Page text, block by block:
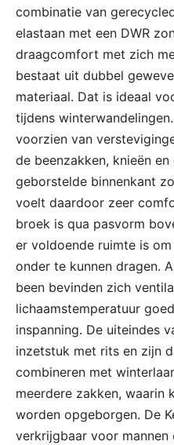
combinatie van
elastaan met een DWR
draagcomfort met zich
bestaat uit dubbel
materiaal. Dat is ideaal
tijdens
voorzien van
de beenzakken, knieën
geborstelde binnenkant
voelt daardoor zeer
broek is qua pasvorm
er voldoende ruimte is
onder te kunnen dragen.
been bevinden zich
lichaamstemperatuur
inspanning. De uiteindes
inzetstuk met rits en zijn
combineren met
meerdere zakken, waarin
worden opgeborgen. De
verkrijgbaar voor